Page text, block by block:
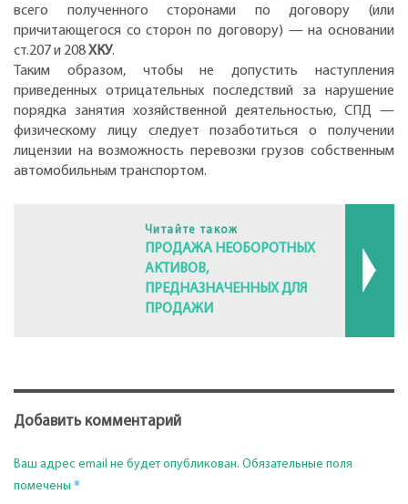
всего полученного сторонами по договору (или
причитающегося со сторон по договору) — на основании
ст.207 и 208ХКУ.
Таким образом, чтобы не допустить наступления
приведенных отрицательных последствий за нарушение
порядка занятия хозяйственной деятельностью, СПД —
физическому лицу следует позаботиться о получении
лицензии на возможность перевозки грузов собственным
автомобильным транспортом.
Читайте також
ПРОДАЖА НЕОБОРОТНЫХ
АКТИВОВ,
ПРЕДНАЗНАЧЕННЫХ ДЛЯ
ПРОДАЖИ
Добавить комментарий
Ваш адрес email не будет опубликован. Обязательные поля
помечены *